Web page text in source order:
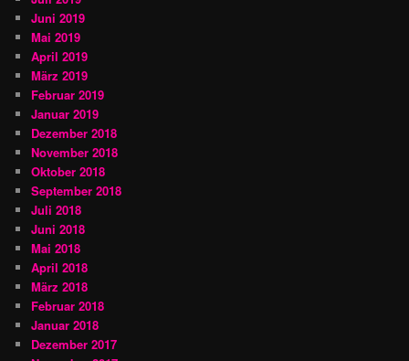
Juni 2019
Mai 2019
April 2019
März 2019
Februar 2019
Januar 2019
Dezember 2018
November 2018
Oktober 2018
September 2018
Juli 2018
Juni 2018
Mai 2018
April 2018
März 2018
Februar 2018
Januar 2018
Dezember 2017